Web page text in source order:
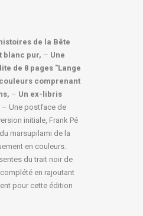
de la Bête
blanc pur, – Une
de 8 pages "Lange
comprenant
– Un ex-libris
– Une postface de
initiale, Frank Pé
marsupilami de la
en couleurs.
du trait noir de
en rajoutant
pour cette édition